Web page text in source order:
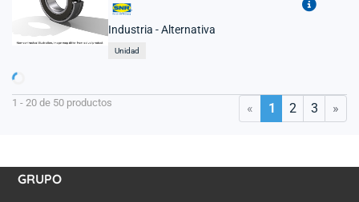
Industria - Alternativa
Unidad
1 - 20 de 50 productos « 1 2 3 »
GRUPO